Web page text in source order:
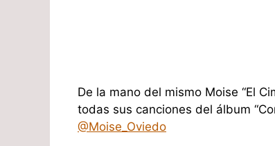
De la mano del mismo Moise “El
todas sus canciones del álbum
@Moise_Oviedo